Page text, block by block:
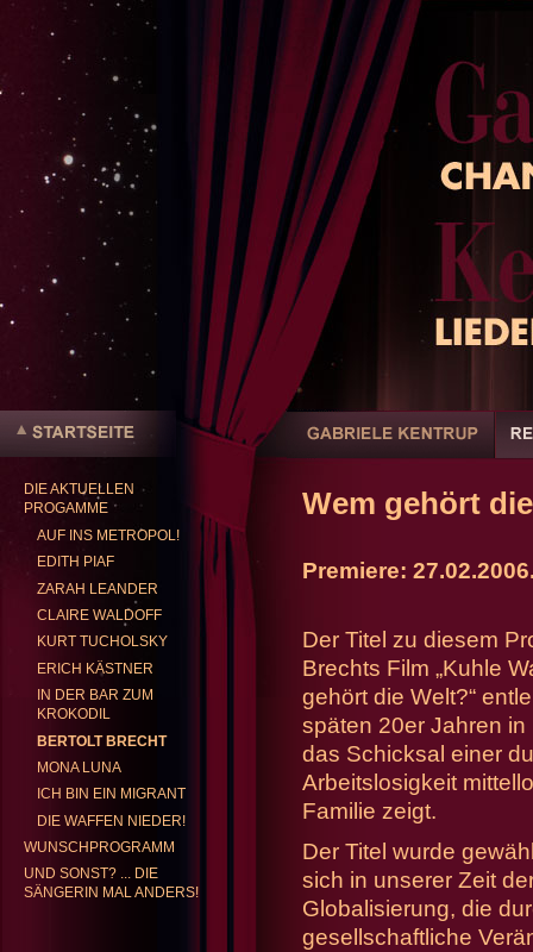
Benutzerspezifische
Direkt
zum
Inhalt
Sektionen
Startseite
DIE AKTUELLEN
PROGAMME
AUF INS METROPOL!
EDITH PIAF
ZARAH LEANDER
CLAIRE WALDOFF
KURT TUCHOLSKY
ERICH KÄSTNER
IN DER BAR ZUM
KROKODIL
BERTOLT BRECHT
MONA LUNA
ICH BIN EIN MIGRANT
DIE WAFFEN NIEDER!
WUNSCHPROGRAMM
UND SONST? ... DIE
SÄNGERIN MAL ANDERS!
Wem gehört
Premiere:
Der Titel zu diesem
Brechts Film „Kuhle
gehört die Welt?“
späten 20er Jahren
das Schicksal einer
Arbeitslosigkeit
Familie zeigt.
Der Titel wurde
sich in unserer Zeit
Globalisierung, die
gesellschaftliche